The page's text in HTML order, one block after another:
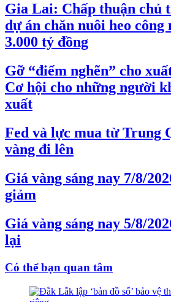
Gia Lai: Chấp thuận chủ
dự án chăn nuôi heo công
3.000 tỷ đồng
Gỡ “điểm nghẽn” cho
Cơ hội cho những người
xuất
Fed và lực mua từ Trung
vàng đi lên
Giá vàng sáng nay 7/8/
giảm
Giá vàng sáng nay 5/8/
lại
Có thể bạn quan tâm